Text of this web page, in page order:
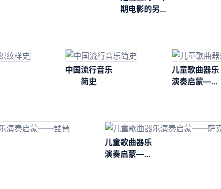
期电影的另类
中国流行音乐
简史
儿童歌曲器乐
演奏启蒙——
儿童歌曲器乐
演奏启蒙——